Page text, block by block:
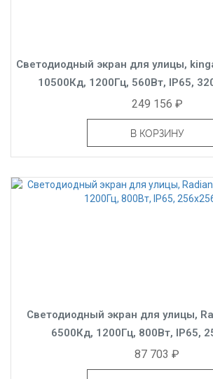
Светодиодный экран для улицы,
10500Кд, 1200Гц, 560Вт, IP65,
249 156 ₽
В КОРЗИНУ
Светодиодный экран для улицы,
6500Кд, 1200Гц, 800Вт, IP65,
87 703 ₽